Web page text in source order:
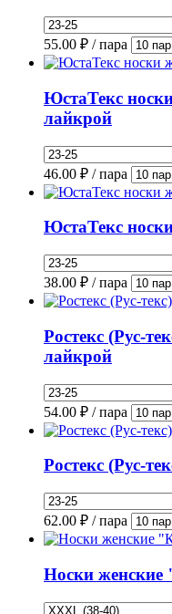
55.00 ₽ / пара
ЮстаТекс
лайкрой
46.00 ₽ / пара
ЮстаТекс
38.00 ₽ / пара
Ростекс (Рус-
лайкрой
54.00 ₽ / пара
Ростекс (Рус-
62.00 ₽ / пара
Носки